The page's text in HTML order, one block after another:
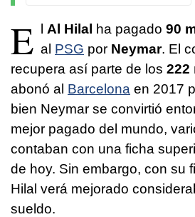
E l Al Hilal ha pagado 90
al PSG por Neymar. El
recupera así parte de los 222
abonó al Barcelona en 2017
bien Neymar se convirtió
mejor pagado del mundo,
contaban con una ficha
de hoy. Sin embargo, con su
Hilal verá mejorado
sueldo.